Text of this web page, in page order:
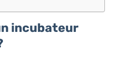
incubateur